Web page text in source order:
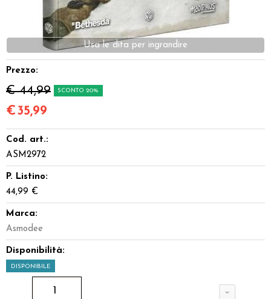
Prezzo:
€ 44,99 SCONTO 20%
€35,99
Cod. art.:
ASM2972
P. Listino:
44,99 €
Marca:
Asmodee
Disponibilità:
DISPONIBILE